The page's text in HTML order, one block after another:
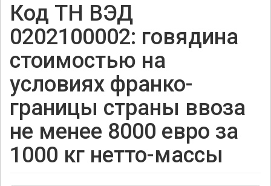
Код ТН ВЭД
0202100002: говядина
стоимостью на
условиях франко-
границы страны ввоза
не менее 8000 евро за
1000 кг нетто-массы